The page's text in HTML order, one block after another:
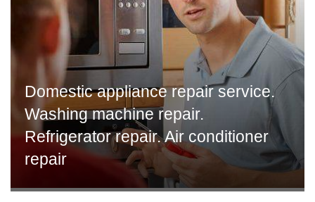
Domestic appliance repair service.
Washing machine repair.
Refrigerator repair. Air conditioner
repair